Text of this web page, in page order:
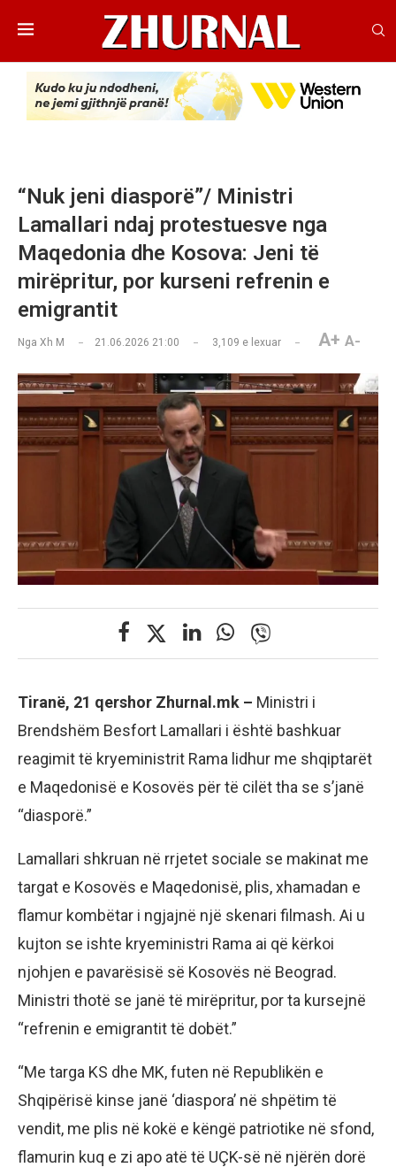
“Nuk jeni diasporë”/ Ministri
Lamallari ndaj protestuesve nga
Maqedonia dhe Kosova: Jeni të
mirëpritur, por kurseni refrenin e
emigrantit
Nga Xh M 21.06.2026 21:00 3,109 e lexuar A+ A-
Tiranë, 21 qershor Zhurnal.mk – Ministri i
Brendshëm Besfort Lamallari i është bashkuar
reagimit të kryeministrit Rama lidhur me shqiptarët
e Maqedonisë e Kosovës për të cilët tha se s’janë
“diasporë.”
Lamallari shkruan në rrjetet sociale se makinat me
targat e Kosovës e Maqedonisë, plis, xhamadan e
flamur kombëtar i ngjajnë një skenari filmash. Ai u
kujton se ishte kryeministri Rama ai që kërkoi
njohjen e pavarësisë së Kosovës në Beograd.
Ministri thotë se janë të mirëpritur, por ta kursejnë
“refrenin e emigrantit të dobët.”
“Me targa KS dhe MK, futen në Republikën e
Shqipërisë kinse janë ‘diaspora’ në shpëtim të
vendit, me plis në kokë e këngë patriotike në sfond,
flamurin kuq e zi apo atë të UÇK-së në njërën dorë